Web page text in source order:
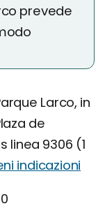
prevede
Larco, in
de
linea 9306 (1
indicazioni